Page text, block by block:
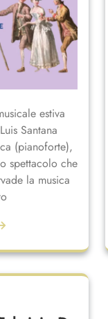
estiva
Santana
(pianoforte),
spettacolo che
la musica